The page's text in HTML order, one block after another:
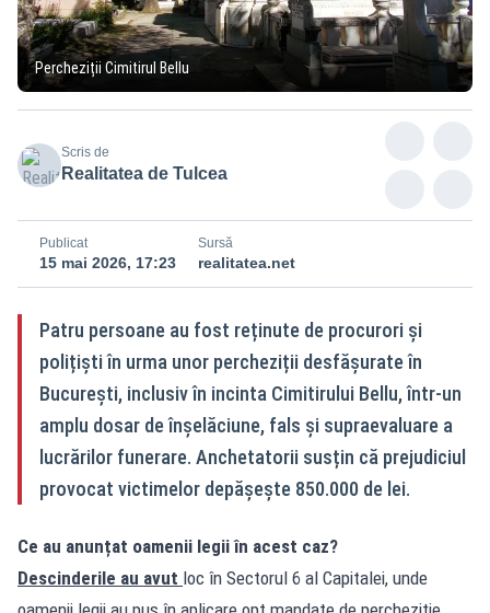
Percheziții Cimitirul Bellu
Scris de
Realitatea de Tulcea
Publicat
15 mai 2026, 17:23
Sursă
realitatea.net
Patru persoane au fost reținute de procurori și
polițiști în urma unor percheziții desfășurate în
București, inclusiv în incinta Cimitirului Bellu, într-un
amplu dosar de înșelăciune, fals și supraevaluare a
lucrărilor funerare. Anchetatorii susțin că prejudiciul
provocat victimelor depășește 850.000 de lei.
Ce au anunțat oamenii legii în acest caz?
Descinderile au avut loc în Sectorul 6 al Capitalei, unde